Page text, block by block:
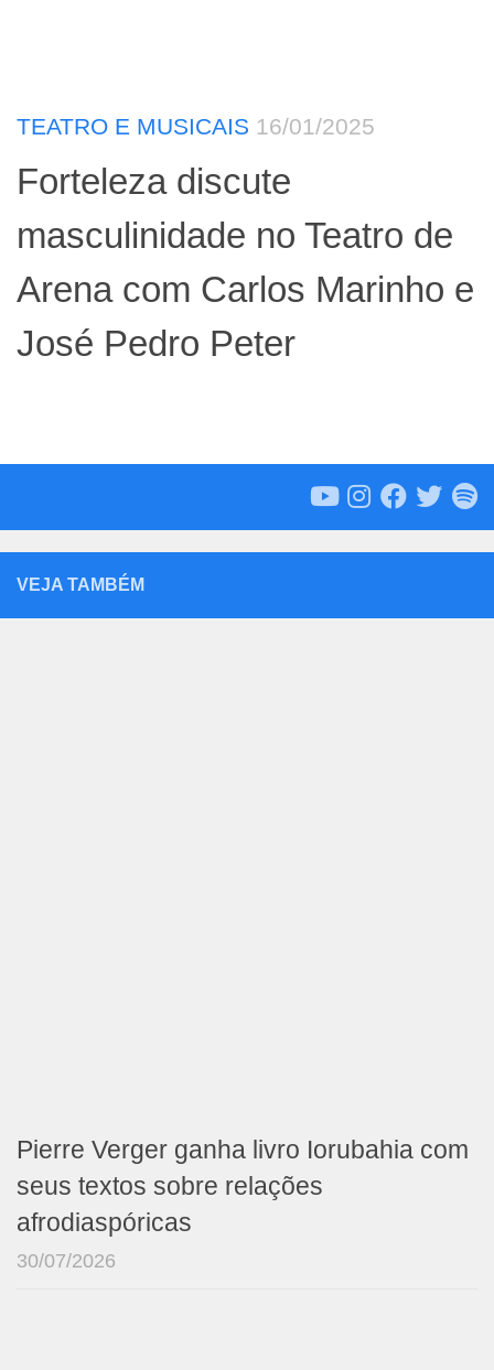
TEATRO E MUSICAIS 16/01/2025
Forteleza discute
masculinidade no Teatro de
Arena com Carlos Marinho e
José Pedro Peter
VEJA TAMBÉM
Pierre Verger ganha livro Iorubahia com
seus textos sobre relações
afrodiaspóricas
30/07/2026